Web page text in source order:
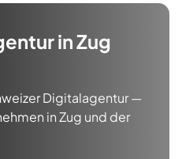
inZug
Digitalagentur —
inZug und der